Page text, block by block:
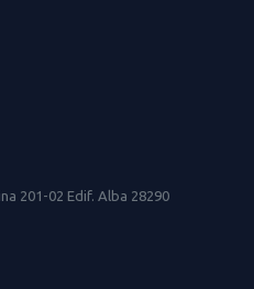
201-02 Edif. Alba 28290